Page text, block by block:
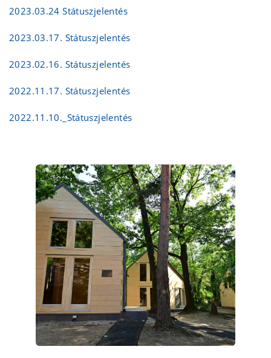
2023.03.24 Státuszjelentés
2023.03.17. Státuszjelentés
2023.02.16. Státuszjelentés
2022.11.17. Státuszjelentés
2022.11.10._Státuszjelentés